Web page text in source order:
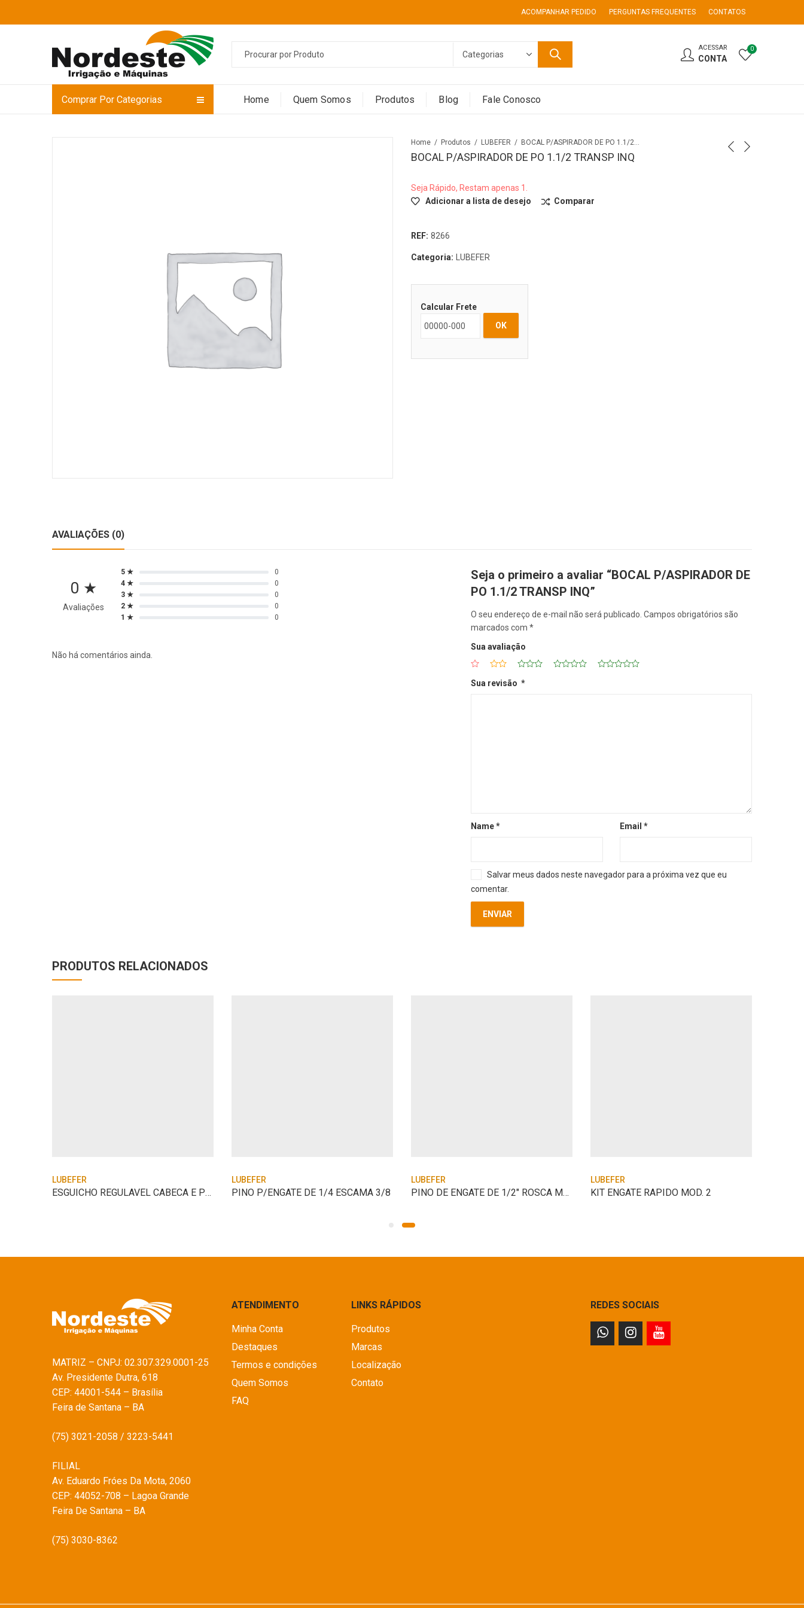
ACOMPANHAR PEDIDO PERGUNTAS FREQUENTES CONTATOS
ACESSAR
CONTA
0
Comprar Por Categorias Home Quem Somos Produtos Blog Fale Conosco
Home Produtos LUBEFER BOCAL P/ASPIRADOR DE PO 1.1/2 TRANSP INQ
BOCAL P/ASPIRADOR DE PO 1.1/2 TRANSP INQ
Seja Rápido, Restam apenas 1.
Adicionar a lista de desejo
Comparar
REF: 8266
Categoria: LUBEFER
Calcular Frete
OK
AVALIAÇÕES (0)
0 ★
Avaliações
5 ★
0
4 ★
0
3 ★
0
2 ★
0
1 ★
0
Não há comentários ainda.
Seja o primeiro a avaliar “BOCAL P/ASPIRADOR DE
PO 1.1/2 TRANSP INQ”
O seu endereço de e-mail não será publicado. Campos obrigatórios são
marcados com *
Sua avaliação
Sua revisão *
Name* Email *
Salvar meus dados neste navegador para a próxima vez que eu
comentar.
PRODUTOS RELACIONADOS
LUBEFER
ESGUICHO REGULAVEL CABECA E PORCA EM ACO
LUBEFER
PINO P/ENGATE DE 1/4 ESCAMA 3/8
LUBEFER
PINO DE ENGATE DE 1/2″ ROSCA MACHO 1/2
LUBEFER
KIT ENGATE RAPIDO MOD. 2
MATRIZ – CNPJ: 02.307.329.0001-25
Av. Presidente Dutra, 618
CEP: 44001-544 – Brasília
Feira de Santana – BA
(75) 3021-2058 / 3223-5441
FILIAL
Av. Eduardo Fróes Da Mota, 2060
CEP: 44052-708 – Lagoa Grande
Feira De Santana – BA
(75) 3030-8362
ATENDIMENTO
Minha Conta
Destaques
Termos e condições
Quem Somos
FAQ
LINKS RÁPIDOS
Produtos
Marcas
Localização
Contato
REDES SOCIAIS